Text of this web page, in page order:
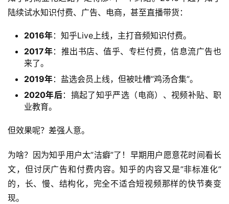
陆续试水知识付费、广告、电商，甚至直播带货：
2016年：知乎Live上线，主打音频知识付费。
2017年：推出书店、值乎、专栏付费，信息流广告也
来了。
2019年：盐选会员上线，但被吐槽”鸡汤合集”。
2020年后：搞起了知乎严选（电商）、视频补贴、职
业教育。
但效果呢？差强人意。
为啥？因为知乎用户太”洁癖”了！早期用户愿意花时间看长
文，但讨厌广告和付费内容。知乎的内容又是”非标准化”
的，长、慢、结构化，完全不适合短视频那样的快节奏变
现。